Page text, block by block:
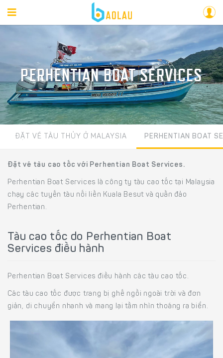
PERHENTIAN BOAT SERVICES
ĐẶT VÉ TÀU THỦY Ở MALAYSIA PERHENTIAN BOAT
Đặt vé tàu cao tốc với Perhentian Boat Services.
Perhentian Boat Services là công ty tàu cao tốc tại Malaysia
chạy các tuyến tàu nối liền Kuala Besut và quần đảo
Perhentian.
Tàu cao tốc do Perhentian Boat
Services điều hành
Perhentian Boat Services điều hành các tàu cao tốc.
Các tàu cao tốc được trang bị ghế ngồi ngoài trời và đơn
giản, di chuyển nhanh và mang lại tầm nhìn thoáng ra biển.